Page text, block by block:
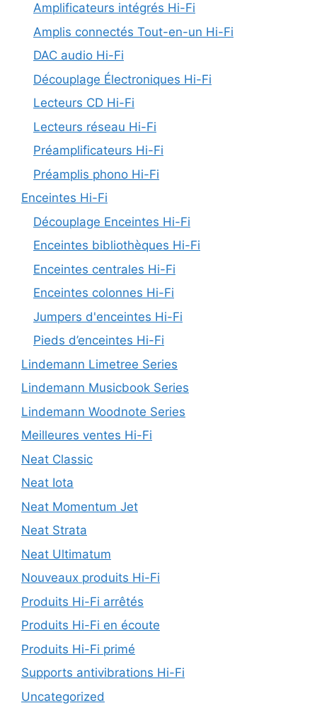
Amplificateurs intégrés Hi-Fi
Amplis connectés Tout-en-un Hi-Fi
DAC audio Hi-Fi
Découplage Électroniques Hi-Fi
Lecteurs CD Hi-Fi
Lecteurs réseau Hi-Fi
Préamplificateurs Hi-Fi
Préamplis phono Hi-Fi
Enceintes Hi-Fi
Découplage Enceintes Hi-Fi
Enceintes bibliothèques Hi-Fi
Enceintes centrales Hi-Fi
Enceintes colonnes Hi-Fi
Jumpers d'enceintes Hi-Fi
Pieds d’enceintes Hi-Fi
Lindemann Limetree Series
Lindemann Musicbook Series
Lindemann Woodnote Series
Meilleures ventes Hi-Fi
Neat Classic
Neat Iota
Neat Momentum Jet
Neat Strata
Neat Ultimatum
Nouveaux produits Hi-Fi
Produits Hi-Fi arrêtés
Produits Hi-Fi en écoute
Produits Hi-Fi primé
Supports antivibrations Hi-Fi
Uncategorized